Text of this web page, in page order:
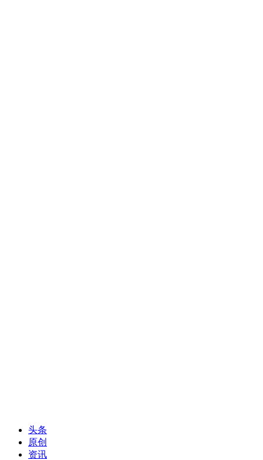
头条
原创
资讯